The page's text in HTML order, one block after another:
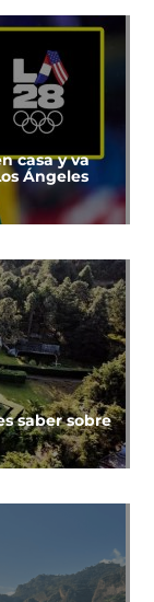
casa y va
Ángeles
saber sobre